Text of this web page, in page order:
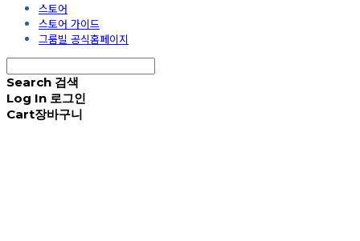
스토어
스토어 가이드
그룸빌 공식홈페이지
Search 검색
Log In 로그인
Cart장바구니